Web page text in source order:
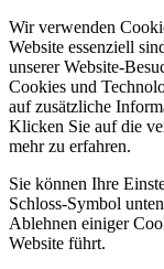
Wir verwenden
Website essenziell
unserer Website-
Cookies und
auf zusätzliche
Klicken Sie auf die
mehr zu erfahren.
Sie können Ihre
Schloss-Symbol
Ablehnen einiger
Website führt.